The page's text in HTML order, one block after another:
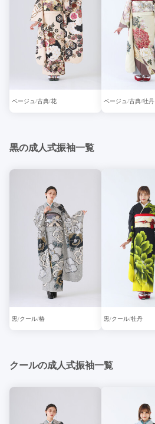
ベージュ 古典 花 ベージュ 古典 牡丹
黒の成人式振袖一覧
黒 クール 椿 黒 クール 牡丹
クールの成人式振袖一覧